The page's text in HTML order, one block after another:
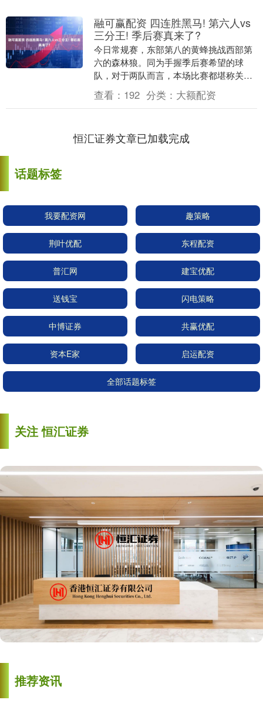
融可赢配资 四连胜黑马! 第六人vs
三分王! 季后赛真来了?
今日常规赛，东部第八的黄蜂挑战西部第
六的森林狼。同为手握季后赛希望的球
队，对于两队而言，本场比赛都堪称关
键。 特别是处于附加赛阶段的黄蜂，目前
的胜场已经追平东部....
查看： 192 分类： 大额配资
恒汇证券文章已加载完成
话题标签
我要配资网 趣策略
荆叶优配 东程配资
普汇网 建宝优配
送钱宝 闪电策略
中博证券 共赢优配
资本E家 启运配资
全部话题标签
关注 恒汇证券
推荐资讯